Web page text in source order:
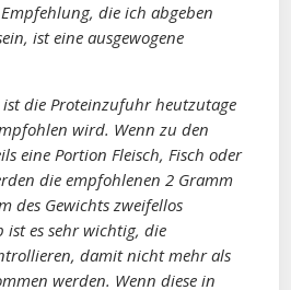
die ich abgeben
ist eine ausgewogene
die Proteinzufuhr heutzutage
wird. Wenn zu den
eine Portion Fleisch, Fisch oder
die empfohlenen 2 Gramm
des Gewichts zweifellos
ist es sehr wichtig, die
damit nicht mehr als
werden. Wenn diese in